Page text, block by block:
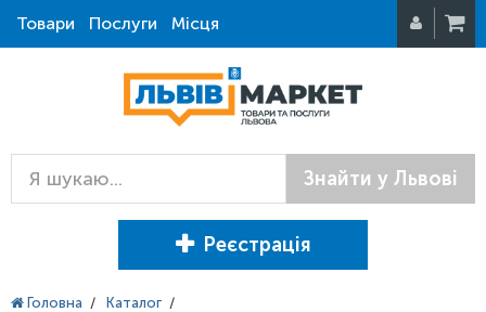
Товари Послуги Місця
Знайти у Львові
Реєстрація
Головна / Каталог /